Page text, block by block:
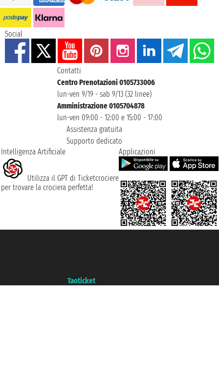
Social
Contatti
Centro Prenotazioni 0105733006
lun-ven 9/19 - sab 9/13 (32 linee)
Amministrazione 0105704878
lun-ven 09:00 - 12:00 e 15:00 - 17:00
Assistenza gratuita
Supporto dedicato
Intelligenza Artificiale
Utilizza il GPT di Ticketcrociere
per trovare la crociera perfetta!
Applicazioni
Taoticket